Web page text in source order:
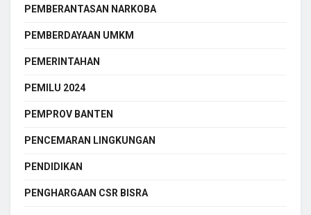
PEMBERANTASAN NARKOBA
PEMBERDAYAAN UMKM
PEMERINTAHAN
PEMILU 2024
PEMPROV BANTEN
PENCEMARAN LINGKUNGAN
PENDIDIKAN
PENGHARGAAN CSR BISRA